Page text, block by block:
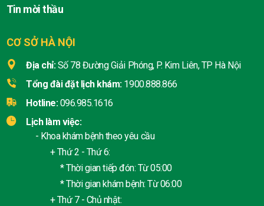
CƠ SỞ HÀ NỘI
Địa chỉ: Số 78 Đường Giải Phóng, P. Kim Liên, TP Hà Nội
Tổng đài đặt lịch khám: 1900.888.866
Hotline: 096.985.1616
Lịch làm việc:
- Khoa khám bệnh theo yêu cầu
+ Thứ 2 - Thứ 6:
* Thời gian tiếp đón: Từ 05:00
* Thời gian khám bệnh: Từ 06:00
+ Thứ 7 - Chủ nhật:
Tin mời thầu